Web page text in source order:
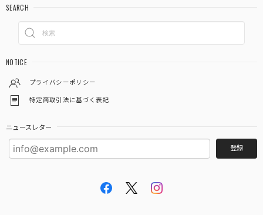
注文から２日後にはもう手元に届きました❗ ものすごく速い
御朱印ポケット３枚入りが余分に入ってました これはお寺
参りするといろんな資料がもらえるので、そういうものを入
この度は当店をご利用いただきありがとうござ
います。 また機会がありましたらよろしくお願
いいたします。
SEARCH
NOTICE
プライバシーポリシー
特定商取引法に基づく表記
ニュースレター
登録